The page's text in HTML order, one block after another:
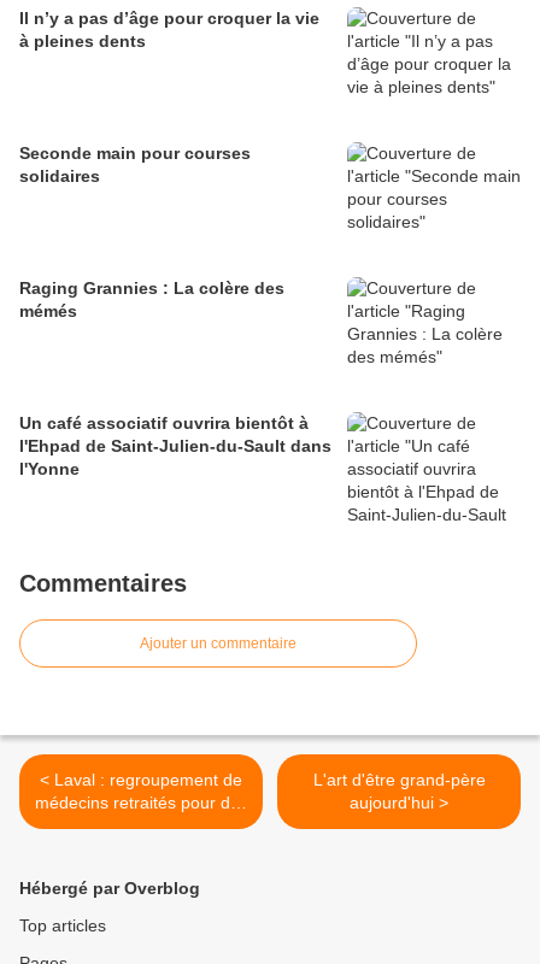
Il n’y a pas d’âge pour croquer la vie
à pleines dents
Seconde main pour courses
solidaires
Raging Grannies : La colère des
mémés
Un café associatif ouvrira bientôt à
l'Ehpad de Saint-Julien-du-Sault dans
l'Yonne
Commentaires
Ajouter un commentaire
< Laval : regroupement de
médecins retraités pour des
patients sans médecin
L'art d'être grand-père
aujourd'hui >
Hébergé par Overblog
Top articles